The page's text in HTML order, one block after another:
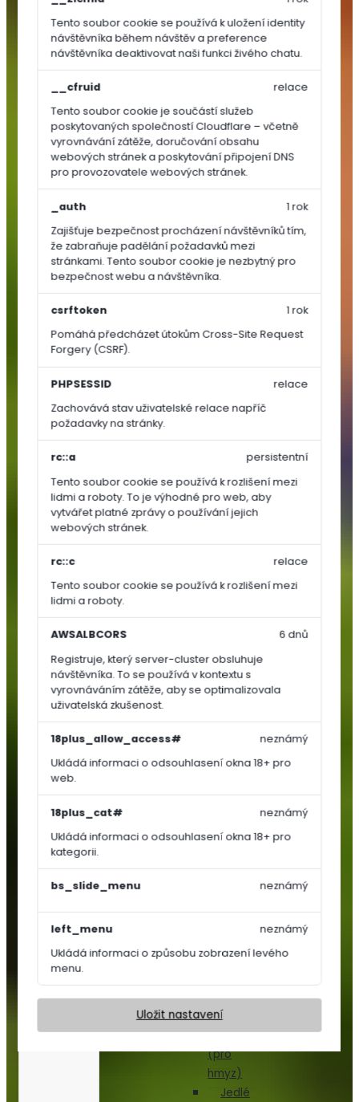
Tento soubor cookie se používá k uložení identity
návštěvníka během návštěv a preference
návštěvníka deaktivovat naši funkci živého chatu.
__cfruid
Tento soubor cookie je součástí služeb
poskytovaných společností Cloudflare – včetně
vyrovnávání zátěže, doručování obsahu
webových stránek a poskytování připojení DNS
pro provozovatele webových stránek.
relace
_auth
Zajišťuje bezpečnost procházení návštěvníků tím,
že zabraňuje padělání požadavků mezi
stránkami. Tento soubor cookie je nezbytný pro
bezpečnost webu a návštěvníka.
1 rok
csrftoken
Pomáhá předcházet útokům Cross-Site Request
Forgery (CSRF).
1 rok
PHPSESSID
Zachovává stav uživatelské relace napříč
požadavky na stránky.
relace
rc::a
Tento soubor cookie se používá k rozlišení mezi
lidmi a roboty. To je výhodné pro web, aby
vytvářet platné zprávy o používání jejich
webových stránek.
persistentní
rc::c
Tento soubor cookie se používá k rozlišení mezi
lidmi a roboty.
relace
AWSALBCORS
Registruje, který server-cluster obsluhuje
návštěvníka. To se používá v kontextu s
vyrovnáváním zátěže, aby se optimalizovala
uživatelská zkušenost.
6 dnů
18plus_allow_access#
Ukládá informaci o odsouhlasení okna 18+ pro
web.
neznámý
18plus_cat#
Ukládá informaci o odsouhlasení okna 18+ pro
kategorii.
neznámý
bs_slide_menu neznámý
left_menu
Ukládá informaci o způsobu zobrazení levého
menu.
neznámý
Uložit nastavení
TRAVNÍ
OSIVA
a
regenerace
Univerzální
a
Sportovní
směsi
Speciální
směsi
SEMÍNKA
Rajčata
Okurky,
dýně,
cukety
Ostatní
Cibulová
(luštěniny)
Listová
Jahodníky
Květiny
Dvouletky
koberec
Nektar
párty
(pro
hmyz)
Jedlé